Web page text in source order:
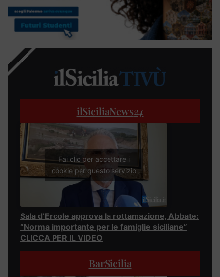
ilSiciliaNews24
Fai clic per accettare i
cookie per questo servizio
Sala d’Ercole approva la rottamazione, Abbate:
“Norma importante per le famiglie siciliane”
CLICCA PER IL VIDEO
BarSicilia